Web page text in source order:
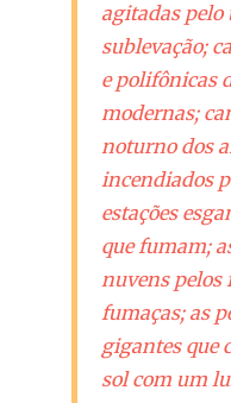
agitadas pelo
sublevação;
e polifônicas
modernas;
noturno dos
incendiados
estações
que fumam;
nuvens pelos
fumaças; as
gigantes que
sol com um